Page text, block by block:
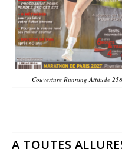
Couverture Running Attitude 258
A TOUTES